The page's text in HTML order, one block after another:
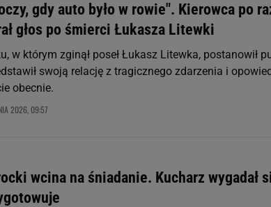
gdy auto było w rowie". Kierowca po
głos po śmierci Łukasza Litewki
w którym zginął poseł Łukasz Litewka, postanowił
swoją relację z tragicznego zdarzenia i
obecnie.
2026, 09:57
wcina na śniadanie. Kucharz wygadał